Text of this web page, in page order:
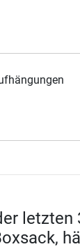
letzten